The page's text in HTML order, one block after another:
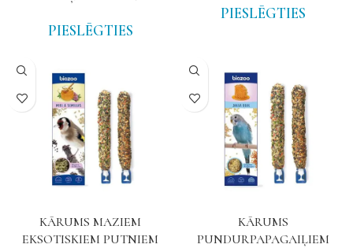
PIESLĒGTIES
PIESLĒGTIES
KĀRUMS MAZIEM
EKSOTISKIEM PUTNIEM
KĀRUMS
PUNDURPAPAGAIĻIEM